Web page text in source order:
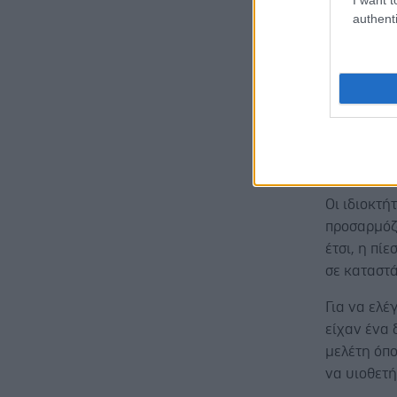
Ένα
ότι τα
Οι
έτσι, η
σε
Για να
είχαν ένα
μελέτη
να